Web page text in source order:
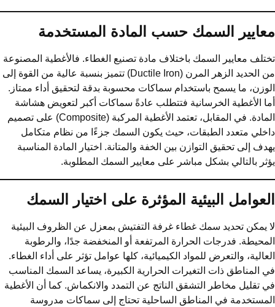
السمك حسب المادة المستخدمة
معايير السمك باختلاف مادة تصنيع الغطاء. فالأغطية المصنوعة
من الحديد الزهر المرن (Ductile Iron) تتميز بنسبة عالية من القوة إلى
ما يسمح باستخدام سماكات محسوبة بدقة لتحقيق أداء ممتاز.
الأغطية الخرسانية فتتطلب عادةً سماكات أكبر لتعويض هشاشة
المادة. في المقابل، تعتمد الأغطية المركبة (Composite) على تصميم
متعدد الطبقات، حيث يكون السمك جزءًا من نظام متكامل
إلى تحقيق التوازن بين الخفة والمتانة. اختيار المادة المناسبة
بالتالي بشكل مباشر على معايير السمك المطلوبة.
البيئية المؤثرة على اختيار السمك
يمكن تحديد سمك غطاء غرفة التفتيش بمعزل عن الظروف البيئية
فدرجات الحرارة المرتفعة أو المنخفضة جدًا، والرطوبة
والتعرض للمواد الكيميائية، كلها عوامل تؤثر على أداء الغطاء.
المناطق ذات التغيرات الحرارية الكبيرة، يساعد السمك المناسب
تقليل مخاطر التشقق الناتج عن التمدد والانكماش. كما أن الأغطية
في المناطق الساحلية تحتاج إلى سماكات مدروسة